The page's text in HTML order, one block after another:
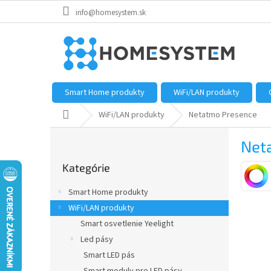
info@homesystem.sk
Smart Home produkty WiFi/LAN produkty
DomovWiFi/LAN produkty Netatmo Presence
p
a
kategórie
Kategórie
Smart Home produkty
WiFi/LAN produkty
Smart osvetlenie Yeelight
Led pásy
Smart LED pás